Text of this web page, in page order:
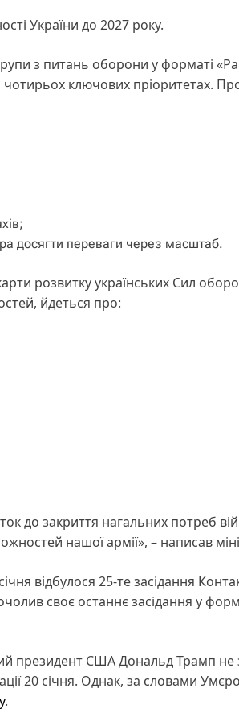
України до 2027 року.
з питань оборони у форматі
чотирьох ключових пріоритетах.
досягти переваги через масштаб.
розвитку українських Сил
йдеться про:
до закриття нагальних потреб
нашої армії», – написав
відбулося 25-те засідання
своє останнє засідання у
президент США Дональд Трамп
20 січня. Однак, за словами
.